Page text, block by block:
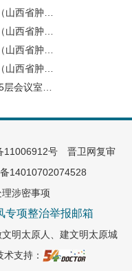
山西省肿…
山西省肿…
山西省肿…
山西省肿…
层会议室…
11006912号晋卫网复审
14010702074528
涉密事项
专项整治举报邮箱
明太原人、建文明太原城
术支持：